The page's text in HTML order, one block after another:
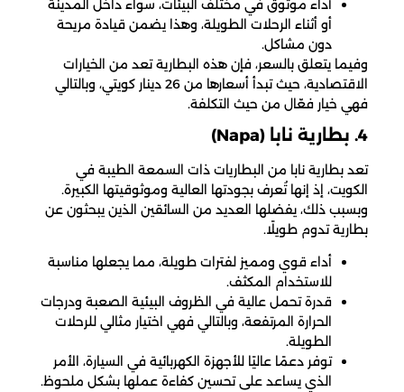
أداء موثوق في مختلف البيئات، سواء داخل المدينة
أو أثناء الرحلات الطويلة، وهذا يضمن قيادة مريحة
دون مشاكل.
وفيما يتعلق بالسعر، فإن هذه البطارية تعد من الخيارات
الاقتصادية، حيث تبدأ أسعارها من 26 دينار كويتي، وبالتالي
فهي خيار فعّال من حيث التكلفة.
4. بطارية نابا (Napa)
تعد بطارية نابا من البطاريات ذات السمعة الطيبة في
الكويت، إذ إنها تُعرف بجودتها العالية وموثوقيتها الكبيرة.
وبسبب ذلك، يفضلها العديد من السائقين الذين يبحثون عن
بطارية تدوم طويلًا.
أداء قوي ومميز لفترات طويلة، مما يجعلها مناسبة
للاستخدام المكثف.
قدرة تحمل عالية في الظروف البيئية الصعبة ودرجات
الحرارة المرتفعة، وبالتالي فهي اختيار مثالي للرحلات
الطويلة.
توفر دعمًا عاليًا للأجهزة الكهربائية في السيارة، الأمر
الذي يساعد على تحسين كفاءة عملها بشكل ملحوظ.